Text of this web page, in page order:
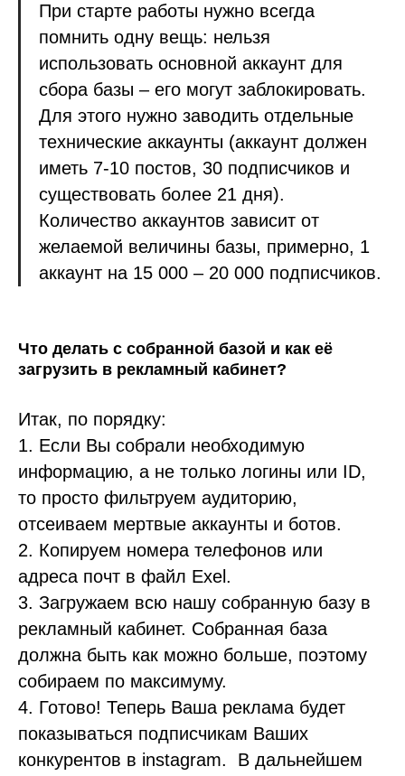
При старте работы нужно всегда
помнить одну вещь: нельзя
использовать основной аккаунт для
сбора базы – его могут заблокировать.
Для этого нужно заводить отдельные
технические аккаунты (аккаунт должен
иметь 7-10 постов, 30 подписчиков и
существовать более 21 дня).
Количество аккаунтов зависит от
желаемой величины базы, примерно, 1
аккаунт на 15 000 – 20 000 подписчиков.
Что делать с собранной базой и как её
загрузить в рекламный кабинет?
Итак, по порядку:
1. Если Вы собрали необходимую
информацию, а не только логины или ID,
то просто фильтруем аудиторию,
отсеиваем мертвые аккаунты и ботов.
2. Копируем номера телефонов или
адреса почт в файл Exel.
3. Загружаем всю нашу собранную базу в
рекламный кабинет. Собранная база
должна быть как можно больше, поэтому
собираем по максимуму.
4. Готово! Теперь Ваша реклама будет
показываться подписчикам Ваших
конкурентов в instagram. В дальнейшем